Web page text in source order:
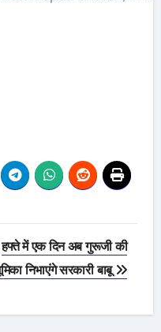
हफ्ते में एक दिन अब गुरूजी की
निभाएंगे सरकारी बाबू